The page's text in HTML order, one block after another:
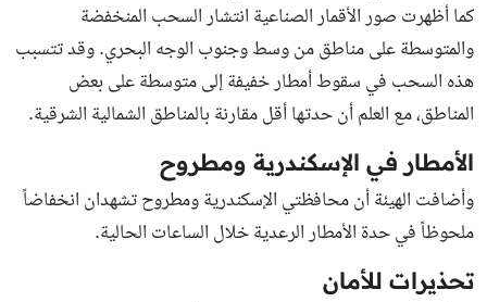
كما أظهرت صور الأقمار الصناعية انتشار السحب المنخفضة
والمتوسطة على مناطق من وسط وجنوب الوجه البحري. وقد تتسبب
هذه السحب في سقوط أمطار خفيفة إلى متوسطة على بعض
المناطق، مع العلم أن حدتها أقل مقارنة بالمناطق الشمالية الشرقية.
الأمطار في الإسكندرية ومطروح
وأضافت الهيئة أن محافظتي الإسكندرية ومطروح تشهدان انخفاضاً
ملحوظاً في حدة الأمطار الرعدية خلال الساعات الحالية.
تحذيرات للأمان